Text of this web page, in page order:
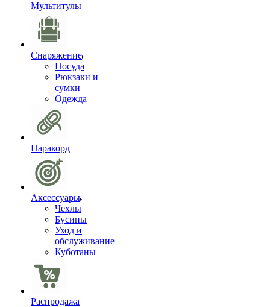
Мультитулы
Снаряжение
Посуда
Рюкзаки и
сумки
Одежда
Паракорд
Аксессуары
Чехлы
Бусины
Уход и
обслуживание
Куботаны
Распродажа